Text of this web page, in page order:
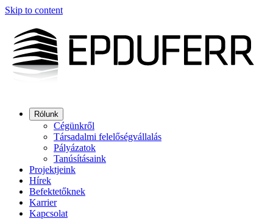
Skip to content
Rólunk
Cégünkről
Társadalmi felelőségvállalás
Pályázatok
Tanúsításaink
Projektjeink
Hírek
Befektetőknek
Karrier
Kapcsolat